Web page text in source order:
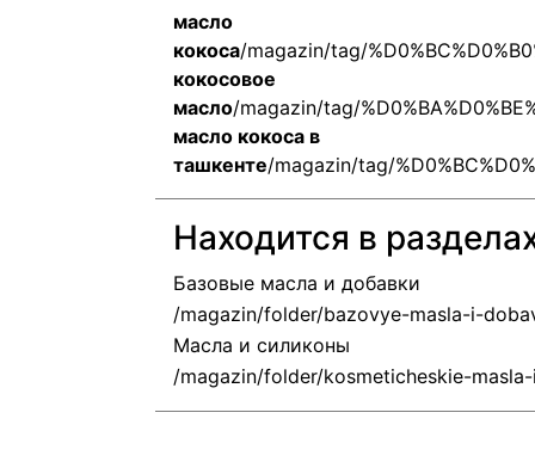
масло
кокоса/magazin/tag/
кокосовое
масло/magazin/tag/
масло кокоса в
ташкенте/magazin/tag/
Находится в
Базовые масла и добавки
Масла и силиконы